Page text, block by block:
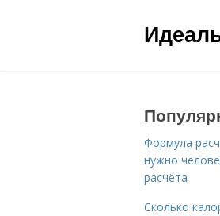
Формула
нужно
расчёта
Сколько